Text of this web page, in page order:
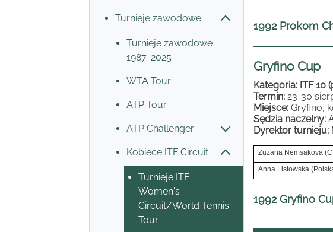
Turnieje zawodowe
Turnieje zawodowe
1987-2025
WTA Tour
ATP Tour
ATP Challenger
Kobiece ITF Circuit
Turnieje ITF
Women's
Circuit/World Tennis
Tour
1992 Prokom
Gryfino Cup
Kategoria: ITF 10
Termin: 23-30
Miejsce: Gryfino,
Sędzia naczelny:
Dyrektor turnieju:
Zuzana Nemsakova
Anna Listowska
1992 Gryfino